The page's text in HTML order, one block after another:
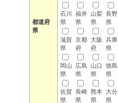
都道府
県
石川
県
福井
県
山梨
県
長野
県
滋賀
県
京都
府
大阪
府
兵庫
県
岡山
県
広島
県
山口
県
徳島
県
佐賀
県
長崎
県
熊本
県
大分
県